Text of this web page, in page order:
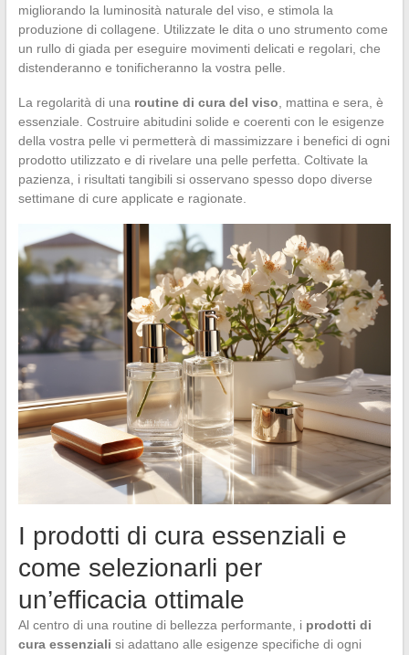
migliorando la luminosità naturale del viso, e stimola la
produzione di collagene. Utilizzate le dita o uno strumento come
un rullo di giada per eseguire movimenti delicati e regolari, che
distenderanno e tonificheranno la vostra pelle.
La regolarità di una routine di cura del viso , mattina e sera, è
essenziale. Costruire abitudini solide e coerenti con le esigenze
della vostra pelle vi permetterà di massimizzare i benefici di ogni
prodotto utilizzato e di rivelare una pelle perfetta. Coltivate la
pazienza, i risultati tangibili si osservano spesso dopo diverse
settimane di cure applicate e ragionate.
I prodotti di cura essenziali e
come selezionarli per
un’efficacia ottimale
Al centro di una routine di bellezza performante, i prodotti di
cura essenziali si adattano alle esigenze specifiche di ogni